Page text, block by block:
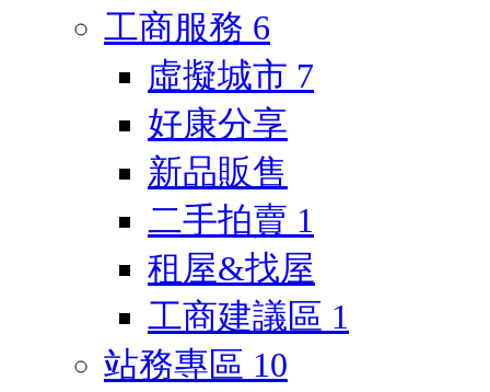
工商服務 6
虛擬城市 7
好康分享
新品販售
二手拍賣 1
租屋&找屋
工商建議區 1
站務專區 10